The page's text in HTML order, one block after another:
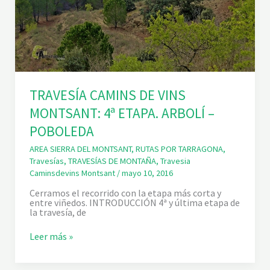
TRAVESÍA CAMINS DE VINS
MONTSANT: 4ª ETAPA. ARBOLÍ –
POBOLEDA
AREA SIERRA DEL MONTSANT, RUTAS POR TARRAGONA,
Travesías, TRAVESÍAS DE MONTAÑA, Travesia
Caminsdevins Montsant/mayo 10, 2016
Cerramos el recorrido con la etapa más corta y
entre viñedos. INTRODUCCIÓN 4ª y última etapa de
la travesía, de
T
Leer más »